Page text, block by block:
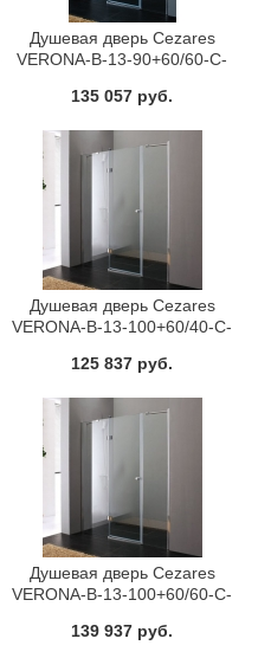
Душевая дверь Cezares
VERONA-B-13-90+60/60-C-
135 057 руб.
Душевая дверь Cezares
VERONA-B-13-100+60/40-C-
125 837 руб.
Душевая дверь Cezares
VERONA-B-13-100+60/60-C-
139 937 руб.